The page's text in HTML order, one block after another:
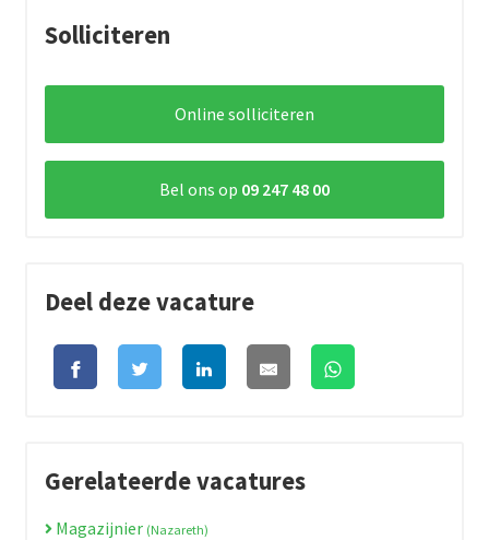
Solliciteren
Online solliciteren
Bel ons op 09 247 48 00
Deel deze vacature
Gerelateerde vacatures
Magazijnier (Nazareth)